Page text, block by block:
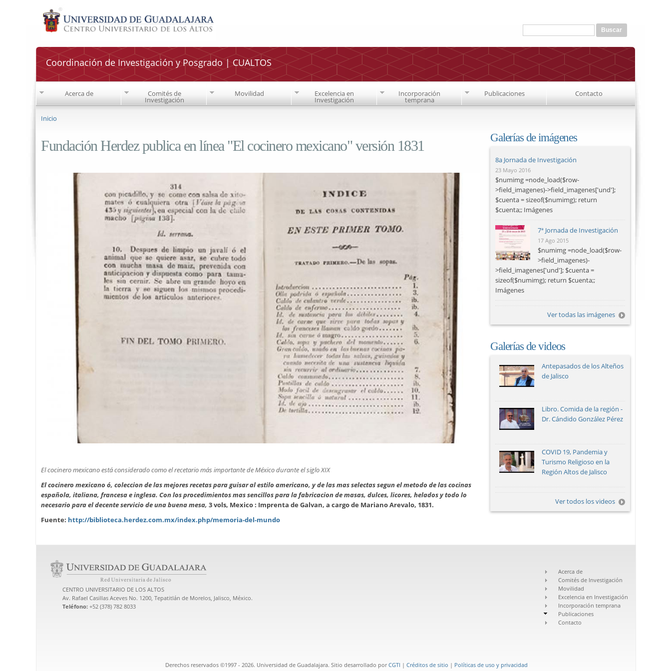
Formulario de búsqueda
Coordinación de Investigación y Posgrado | CUALTOS
Acerca de Comités de
Investigación
Movilidad Excelencia en
Investigación
Incorporación
temprana
Publicaciones Contacto
Se encuentra usted aquí
Inicio
Fundación Herdez publica en línea "El cocinero mexicano" versión 1831
El cocinero mexicano está considerado como el recetario más importante de México durante el siglo XIX
El cocinero mexicano ó, coleccion de las mejores recetas para guisar al estilo americano, y de las mas selectas segun el metodo de las cocinas
española, italiana, francesa e inglesa. Con los procedimientos mas sencillos para la fabricacion de masas, dulces, licores, helados y todo lo
necesario para el decente servicio de una buena mesa, 3 vols, Mexico : Imprenta de Galvan, a cargo de Mariano Arevalo, 1831.
Fuente: http://biblioteca.herdez.com.mx/index.php/memoria-del-mundo
Galerías de imágenes
8a Jornada de Investigación
23 Mayo 2016
$numimg =node_load($row-
>field_imagenes)->field_imagenes['und'];
$cuenta = sizeof($numimg); return
$cuenta;; Imágenes
7ª Jornada de Investigación
17 Ago 2015
$numimg =node_load($row-
>field_imagenes)-
>field_imagenes['und']; $cuenta =
sizeof($numimg); return $cuenta;;
Imágenes
Ver todas las imágenes
Galerías de videos
Antepasados de los Alteños
de Jalisco
Libro. Comida de la región -
Dr. Cándido González Pérez
COVID 19, Pandemia y
Turismo Religioso en la
Región Altos de Jalisco
Ver todos los videos
CENTRO UNIVERSITARIO DE LOS ALTOS
Av. Rafael Casillas Aceves No. 1200, Tepatitlán de Morelos, Jalisco, México.
Teléfono: +52 (378) 782 8033
Acerca de
Comités de Investigación
Movilidad
Excelencia en Investigación
Incorporación temprana
Publicaciones
Contacto
Derechos reservados ©1997 - 2026. Universidad de Guadalajara. Sitio desarrollado porCGTI | Créditos de sitio | Políticas de uso y privacidad